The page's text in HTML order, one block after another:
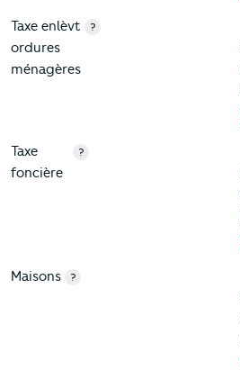
Taxe enlèvt
ordures
ménagères
?
Taxe
foncière
?
Maisons ?